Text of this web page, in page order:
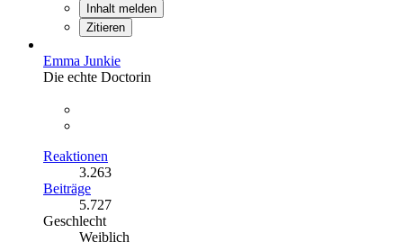
Inhalt melden
Zitieren
Emma Junkie
Die echte Doctorin
Reaktionen
3.263
Beiträge
5.727
Geschlecht
Weiblich